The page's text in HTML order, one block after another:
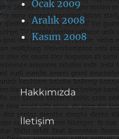
Ocak 2009
Aralık 2008
Kasım 2008
Hakkımızda
İletişim